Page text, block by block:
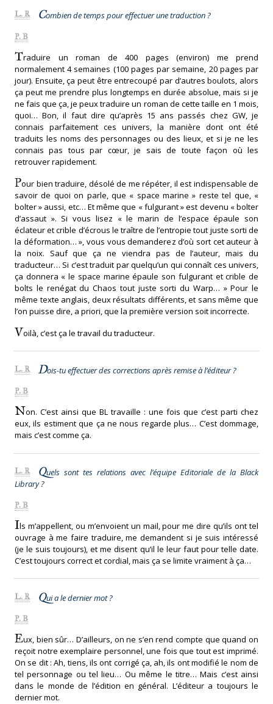
L. R Combien de temps pour effectuer une traduction ?
P. B
Traduire un roman de 400 pages (environ) me prend
normalement 4 semaines (100 pages par semaine, 20 pages par
jour). Ensuite, ça peut être entrecoupé par d’autres boulots, alors
ça peut me prendre plus longtemps en durée absolue, mais si je
ne fais que ça, je peux traduire un roman de cette taille en 1 mois,
quoi… Bon, il faut dire qu’après 15 ans passés chez GW, je
connais parfaitement ces univers, la manière dont ont été
traduits les noms des personnages ou des lieux, et si je ne les
connais pas tous par cœur, je sais de toute façon où les
retrouver rapidement.
Pour bien traduire, désolé de me répéter, il est indispensable de
savoir de quoi on parle, que « space marine » reste tel que, «
bolter » aussi, etc… Et même que « fulgurant » est devenu « bolter
d’assaut ». Si vous lisez « le marin de l’espace épaule son
éclateur et crible d’écrous le traître de l’entropie tout juste sorti de
la déformation… », vous vous demanderez d’où sort cet auteur à
la noix. Sauf que ça ne viendra pas de l’auteur, mais du
traducteur… Si c’est traduit par quelqu’un qui connaît ces univers,
ça donnera « le space marine épaule son fulgurant et crible de
bolts le renégat du Chaos tout juste sorti du Warp… » Pour le
même texte anglais, deux résultats différents, et sans même que
l’on puisse dire, a priori, que la première version soit incorrecte.
Voilà, c’est ça le travail du traducteur.
L. R Dois-tu effectuer des corrections après remise à l’éditeur ?
P. B
Non. C’est ainsi que BL travaille : une fois que c’est parti chez
eux, ils estiment que ça ne nous regarde plus… C’est dommage,
mais c’est comme ça.
L. R Quels sont tes relations avec l’équipe Editoriale de la Black
Library ?
P. B
Ils m’appellent, ou m’envoient un mail, pour me dire qu’ils ont tel
ouvrage à me faire traduire, me demandent si je suis intéressé
(je le suis toujours), et me disent qu’il le leur faut pour telle date.
C’est toujours correct et cordial, mais ça se limite vraiment à ça…
L. R Qui a le dernier mot ?
P. B
Eux, bien sûr… D’ailleurs, on ne s’en rend compte que quand on
reçoit notre exemplaire personnel, une fois que tout est imprimé.
On se dit : Ah, tiens, ils ont corrigé ça, ah, ils ont modifié le nom de
tel personnage ou tel lieu… Ou même le titre… Mais c’est ainsi
dans le monde de l’édition en général. L’éditeur a toujours le
dernier mot.